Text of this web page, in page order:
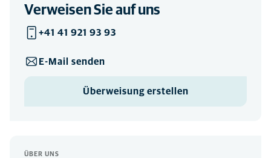
Verweisen Sie auf uns
+41 41 921 93 93
E-Mail senden
Überweisung erstellen
ÜBER UNS